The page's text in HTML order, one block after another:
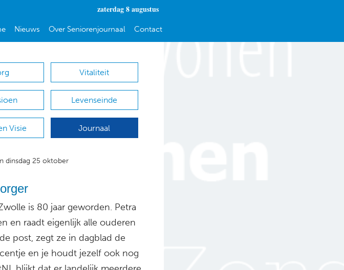
zaterdag 8 augustus
Nieuws Over Seniorenjournaal Contact
Vitaliteit
Levenseinde
Visie Journaal
dinsdag 25 oktober
is 80 jaar geworden. Petra
en raadt eigenlijk alle ouderen
post, zegt ze in dagblad de
en je houdt jezelf ook nog